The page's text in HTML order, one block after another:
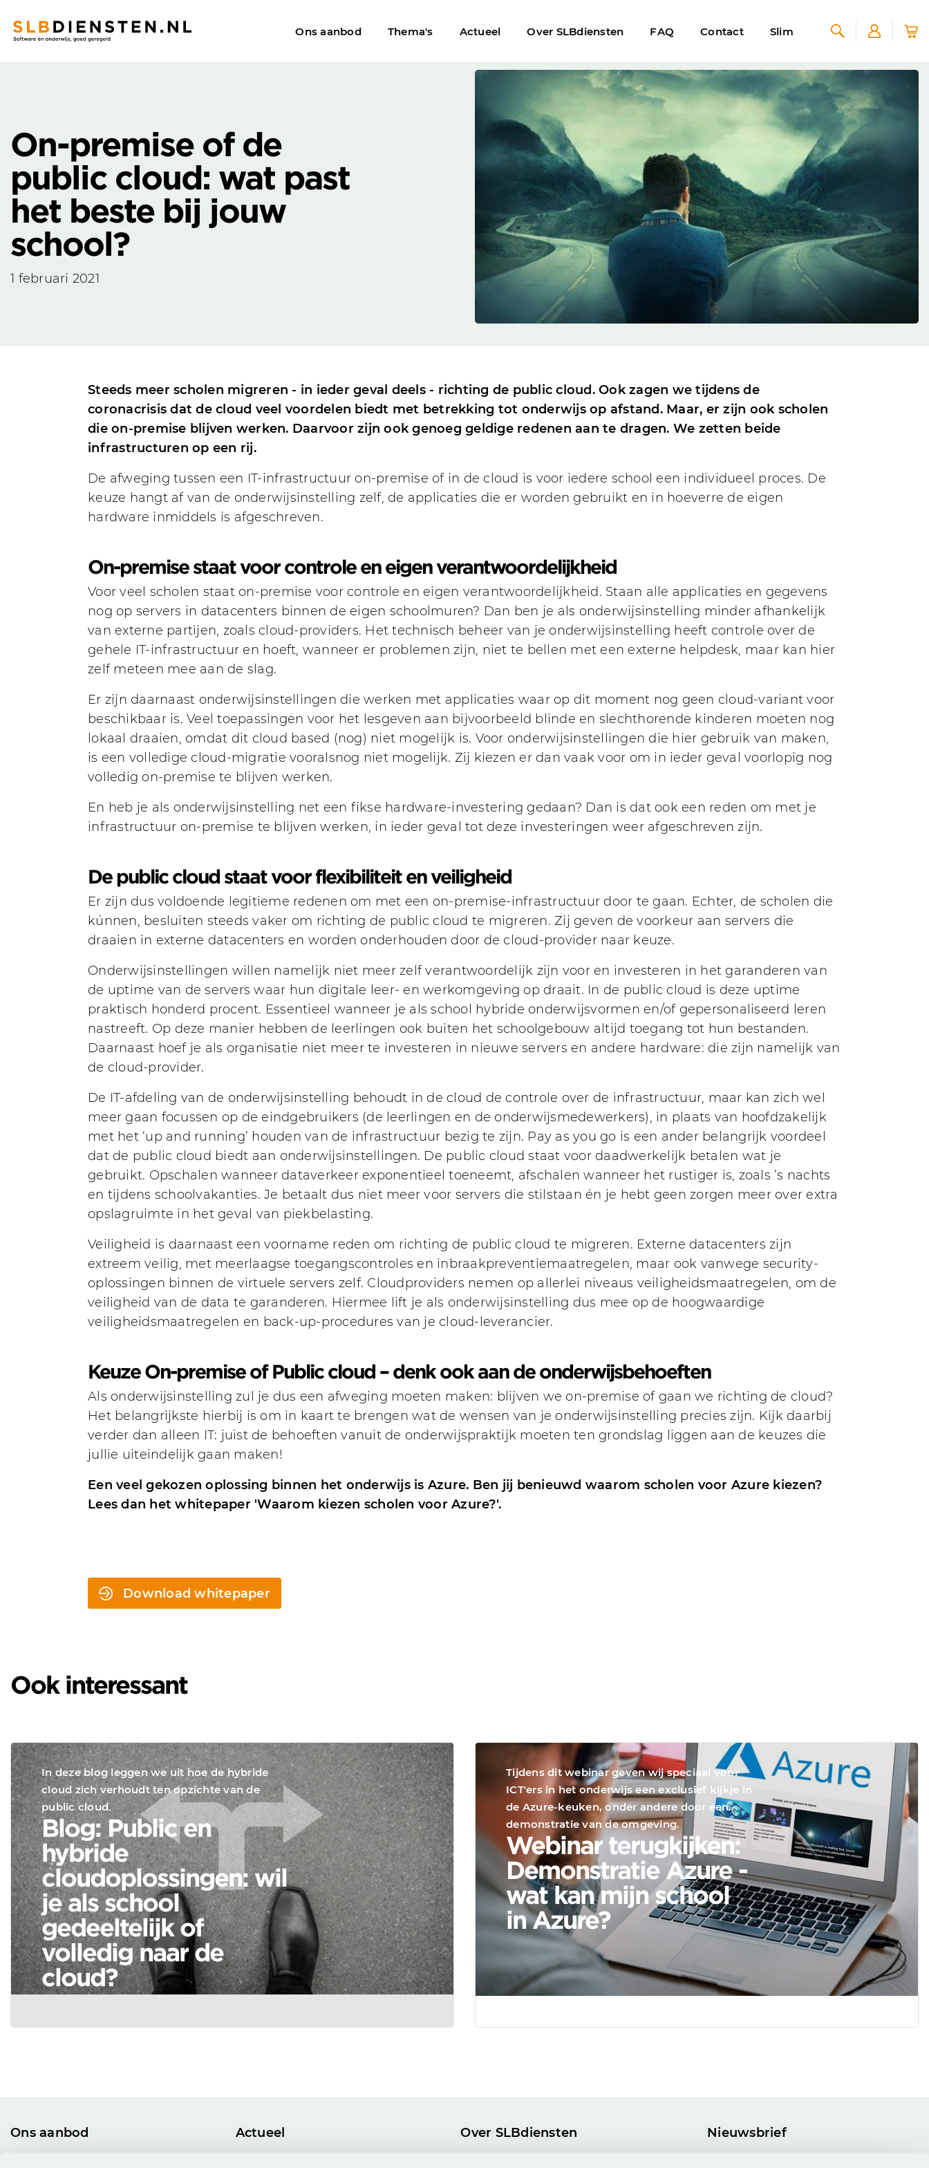
Ons aanbod Thema's Actueel Over SLBdiensten FAQ Contact Slim
SLBdiensten / Nieuws overzicht / On-premise of de public cloud: wat past het beste…
On-premise of de
public cloud: wat past
het beste bij jouw
school?
1 februari 2021
Steeds meer scholen migreren - in ieder geval deels - richting de public cloud. Ook zagen we tijdens de
coronacrisis dat de cloud veel voordelen biedt met betrekking tot onderwijs op afstand. Maar, er zijn ook scholen
die on-premise blijven werken. Daarvoor zijn ook genoeg geldige redenen aan te dragen. We zetten beide
infrastructuren op een rij.
De afweging tussen een IT-infrastructuur on-premise of in de cloud is voor iedere school een individueel proces. De
keuze hangt af van de onderwijsinstelling zelf, de applicaties die er worden gebruikt en in hoeverre de eigen
hardware inmiddels is afgeschreven.
On-premise staat voor controle en eigen verantwoordelijkheid
Voor veel scholen staat on-premise voor controle en eigen verantwoordelijkheid. Staan alle applicaties en gegevens
nog op servers in datacenters binnen de eigen schoolmuren? Dan ben je als onderwijsinstelling minder afhankelijk
van externe partijen, zoals cloud-providers. Het technisch beheer van je onderwijsinstelling heeft controle over de
gehele IT-infrastructuur en hoeft, wanneer er problemen zijn, niet te bellen met een externe helpdesk, maar kan hier
zelf meteen mee aan de slag.
Er zijn daarnaast onderwijsinstellingen die werken met applicaties waar op dit moment nog geen cloud-variant voor
beschikbaar is. Veel toepassingen voor het lesgeven aan bijvoorbeeld blinde en slechthorende kinderen moeten nog
lokaal draaien, omdat dit cloud based (nog) niet mogelijk is. Voor onderwijsinstellingen die hier gebruik van maken,
is een volledige cloud-migratie vooralsnog niet mogelijk. Zij kiezen er dan vaak voor om in ieder geval voorlopig nog
volledig on-premise te blijven werken.
En heb je als onderwijsinstelling net een fikse hardware-investering gedaan? Dan is dat ook een reden om met je
infrastructuur on-premise te blijven werken, in ieder geval tot deze investeringen weer afgeschreven zijn.
De public cloud staat voor flexibiliteit en veiligheid
Er zijn dus voldoende legitieme redenen om met een on-premise-infrastructuur door te gaan. Echter, de scholen die
kúnnen, besluiten steeds vaker om richting de public cloud te migreren. Zij geven de voorkeur aan servers die
draaien in externe datacenters en worden onderhouden door de cloud-provider naar keuze.
Onderwijsinstellingen willen namelijk niet meer zelf verantwoordelijk zijn voor en investeren in het garanderen van
de uptime van de servers waar hun digitale leer- en werkomgeving op draait. In de public cloud is deze uptime
praktisch honderd procent. Essentieel wanneer je als school hybride onderwijsvormen en/of gepersonaliseerd leren
nastreeft. Op deze manier hebben de leerlingen ook buiten het schoolgebouw altijd toegang tot hun bestanden.
Daarnaast hoef je als organisatie niet meer te investeren in nieuwe servers en andere hardware: die zijn namelijk van
de cloud-provider.
De IT-afdeling van de onderwijsinstelling behoudt in de cloud de controle over de infrastructuur, maar kan zich wel
meer gaan focussen op de eindgebruikers (de leerlingen en de onderwijsmedewerkers), in plaats van hoofdzakelijk
met het ‘up and running’ houden van de infrastructuur bezig te zijn. Pay as you go is een ander belangrijk voordeel
dat de public cloud biedt aan onderwijsinstellingen. De public cloud staat voor daadwerkelijk betalen wat je
gebruikt. Opschalen wanneer dataverkeer exponentieel toeneemt, afschalen wanneer het rustiger is, zoals ’s nachts
en tijdens schoolvakanties. Je betaalt dus niet meer voor servers die stilstaan én je hebt geen zorgen meer over extra
opslagruimte in het geval van piekbelasting.
Veiligheid is daarnaast een voorname reden om richting de public cloud te migreren. Externe datacenters zijn
extreem veilig, met meerlaagse toegangscontroles en inbraakpreventiemaatregelen, maar ook vanwege security-
oplossingen binnen de virtuele servers zelf. Cloudproviders nemen op allerlei niveaus veiligheidsmaatregelen, om de
veiligheid van de data te garanderen. Hiermee lift je als onderwijsinstelling dus mee op de hoogwaardige
veiligheidsmaatregelen en back-up-procedures van je cloud-leverancier.
Keuze On-premise of Public cloud – denk ook aan de onderwijsbehoeften
Als onderwijsinstelling zul je dus een afweging moeten maken: blijven we on-premise of gaan we richting de cloud?
Het belangrijkste hierbij is om in kaart te brengen wat de wensen van je onderwijsinstelling precies zijn. Kijk daarbij
verder dan alleen IT: juist de behoeften vanuit de onderwijspraktijk moeten ten grondslag liggen aan de keuzes die
jullie uiteindelijk gaan maken!
Een veel gekozen oplossing binnen het onderwijs is Azure. Ben jij benieuwd waarom scholen voor Azure kiezen?
Lees dan het whitepaper 'Waarom kiezen scholen voor Azure?'.
Download whitepaper
Ook interessant
In deze blog leggen we uit hoe de hybride
cloud zich verhoudt ten opzichte van de
public cloud.
Blog: Public en
hybride
cloudoplossingen: wil
je als school
gedeeltelijk of
volledig naar de
cloud?
Tijdens dit webinar geven wij speciaal voor
ICT'ers in het onderwijs een exclusief kijkje in
de Azure-keuken, onder andere door een
demonstratie van de omgeving.
Webinar terugkijken:
Demonstratie Azure -
wat kan mijn school
in Azure?
Ons aanbod Actueel Over SLBdiensten Nieuwsbrief